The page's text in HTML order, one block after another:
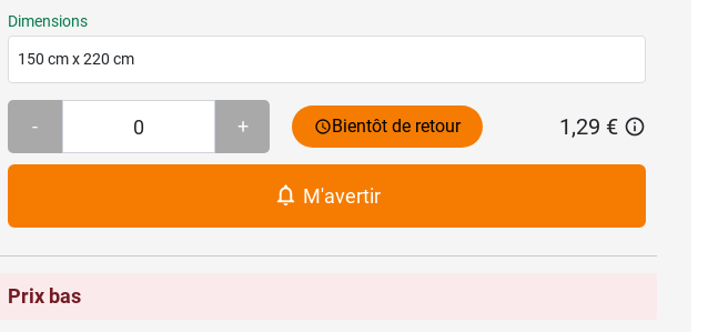
Dimensions
150 cm x 220 cm
- + Bientôt de retour 1,29 €
M'avertir
Prix bas